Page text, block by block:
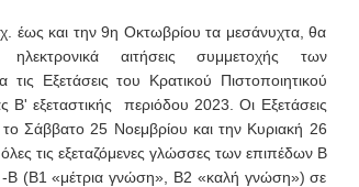
έως και την 9η Οκτωβρίου τα μεσάνυχτα, θα
ηλεκτρονικά αιτήσεις συμμετοχής των
τις Εξετάσεις του Κρατικού Πιστοποιητικού
Β' εξεταστικής περιόδου 2023. Οι Εξετάσεις
το Σάββατο 25 Νοεμβρίου και την Κυριακή 26
τις εξεταζόμενες γλώσσες των επιπέδων Β
-Β (Β1 «μέτρια γνώση», Β2 «καλή γνώση») σε